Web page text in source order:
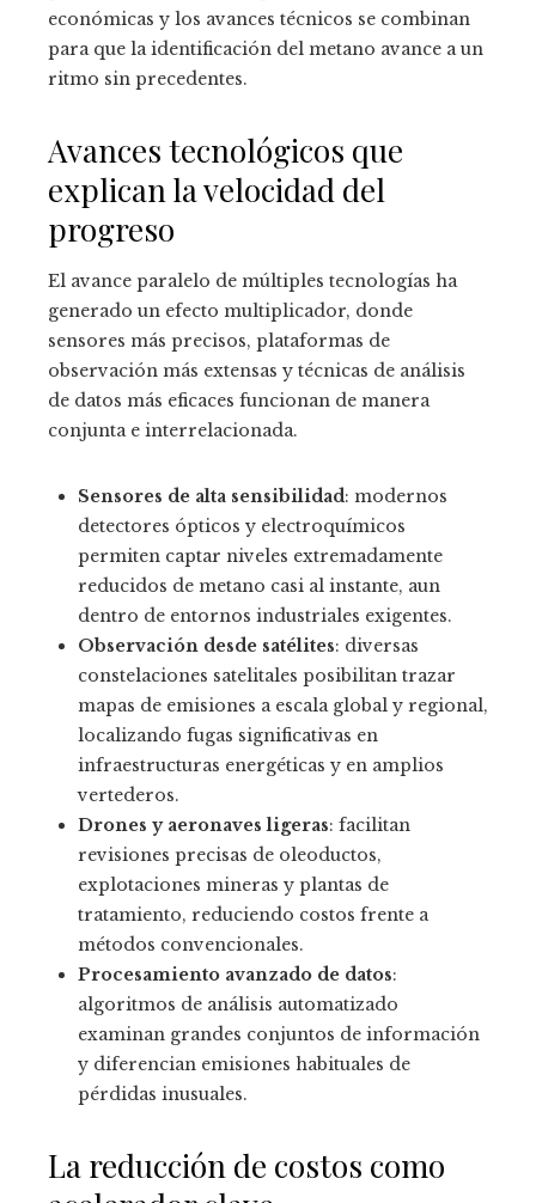
económicas y los avances técnicos se combinan
para que la identificación del metano avance a un
ritmo sin precedentes.
Avances tecnológicos que
explican la velocidad del
progreso
El avance paralelo de múltiples tecnologías ha
generado un efecto multiplicador, donde
sensores más precisos, plataformas de
observación más extensas y técnicas de análisis
de datos más eficaces funcionan de manera
conjunta e interrelacionada.
Sensores de alta sensibilidad: modernos
detectores ópticos y electroquímicos
permiten captar niveles extremadamente
reducidos de metano casi al instante, aun
dentro de entornos industriales exigentes.
Observación desde satélites: diversas
constelaciones satelitales posibilitan trazar
mapas de emisiones a escala global y regional,
localizando fugas significativas en
infraestructuras energéticas y en amplios
vertederos.
Drones y aeronaves ligeras: facilitan
revisiones precisas de oleoductos,
explotaciones mineras y plantas de
tratamiento, reduciendo costos frente a
métodos convencionales.
Procesamiento avanzado de datos:
algoritmos de análisis automatizado
examinan grandes conjuntos de información
y diferencian emisiones habituales de
pérdidas inusuales.
La reducción de costos como